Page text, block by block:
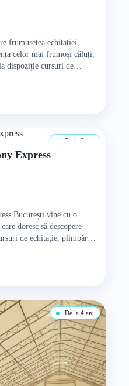
frumusețea echitației,
celor mai frumoși căluți,
dispoziție cursuri de
De la 0 ani
Express
București vine cu o
doresc să descopere
de echitație, plimbări
De la 4 ani